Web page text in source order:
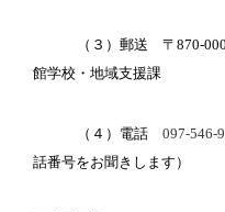
（３）郵送 〒870-
館学校・地域支援課
（４）電話097-546-
話番号をお聞きします）